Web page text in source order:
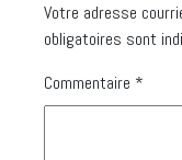
Votre adresse
obligatoires sont
Commentaire *